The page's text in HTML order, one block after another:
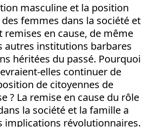
masculine et la position
femmes dans la société et
remises en cause, de même
autres institutions barbares
héritées du passé. Pourquoi
elles continuer de
de citoyennes de
? La remise en cause du rôle
la société et la famille a
implications révolutionnaires.